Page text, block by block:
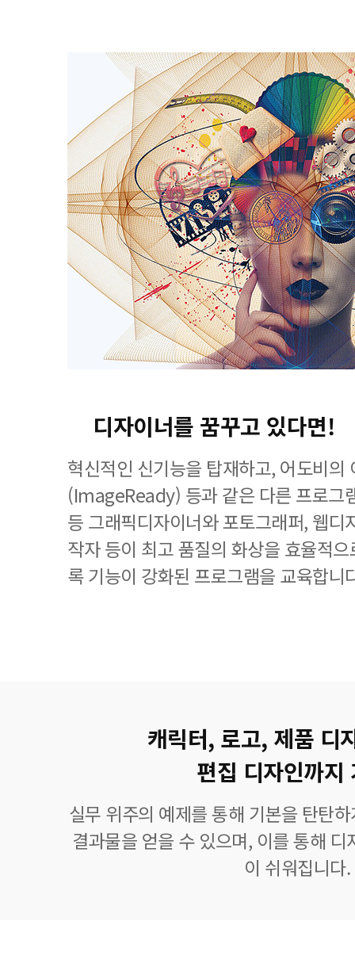
디자이너를 꿈꾸고 있다면!
혁신적인 신기능을 탑재하고, 어도비의
(ImageReady) 등과 같은 다른 프로그
등 그래픽디자이너와 포토그래퍼, 웹디
작자 등이 최고 품질의 화상을 효율적
록 기능이 강화된 프로그램을 교육합니
캐릭터, 로고, 제품 디
편집 디자인까지
실무 위주의 예제를 통해 기본을 탄탄
결과물을 얻을 수 있으며, 이를 통해
이 쉬워집니다.